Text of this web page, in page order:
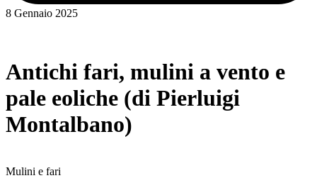
8 Gennaio 2025
Antichi fari, mulini a vento e
pale eoliche (di Pierluigi
Montalbano)
Mulini e fari